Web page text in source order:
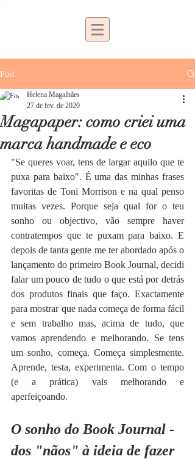
Post
Magapaper: como criei uma
marca handmade e eco
Helena Magalhães
27 de fev. de 2020
"Se queres voar, tens de largar aquilo que te
puxa para baixo". É uma das minhas frases
favoritas de Toni Morrison e na qual penso
muitas vezes. Porque seja qual for o teu
sonho ou objectivo, vão sempre haver
contratempos que te puxam para baixo. E
depois de tanta gente me ter abordado após o
lançamento do primeiro Book Journal, decidi
falar um pouco de tudo o que está por detrás
dos produtos finais que faço. Exactamente
para mostrar que nada começa de forma fácil
e sem trabalho mas, acima de tudo, que
vamos aprendendo e melhorando. Se tens
um sonho, começa. Começa simplesmente.
Aprende, testa, experimenta. Com o tempo
(e a prática) vais melhorando e
aperfeiçoando.
O sonho do Book Journal -
dos "nãos" à ideia de fazer